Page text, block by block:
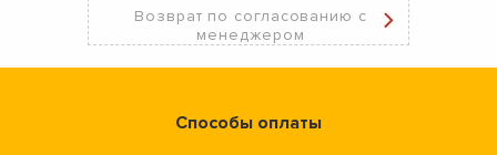
Возврат по согласованию с
менеджером
Способы оплаты